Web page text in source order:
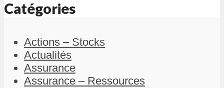
Catégories
Actions – Stocks
Actualités
Assurance
Assurance – Ressources